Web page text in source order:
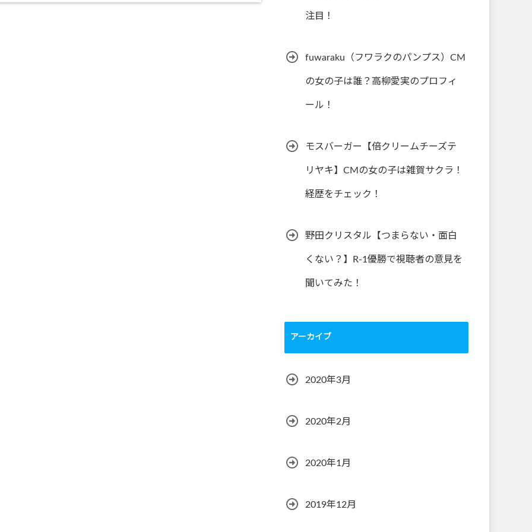
注目！
fuwaraku（フワラクのパンプス）CM
の女の子は誰？高柳愛実のプロフィ
ール！
モスバーガー【倍クリームチーズテ
リヤキ】CMの女の子は雑賀サクラ！
経歴をチェック！
野田クリスタル【つまらない・面白
くない？】R-1優勝で視聴者の意見を
聞いてみた！
アーカイブ
2020年3月
2020年2月
2020年1月
2019年12月